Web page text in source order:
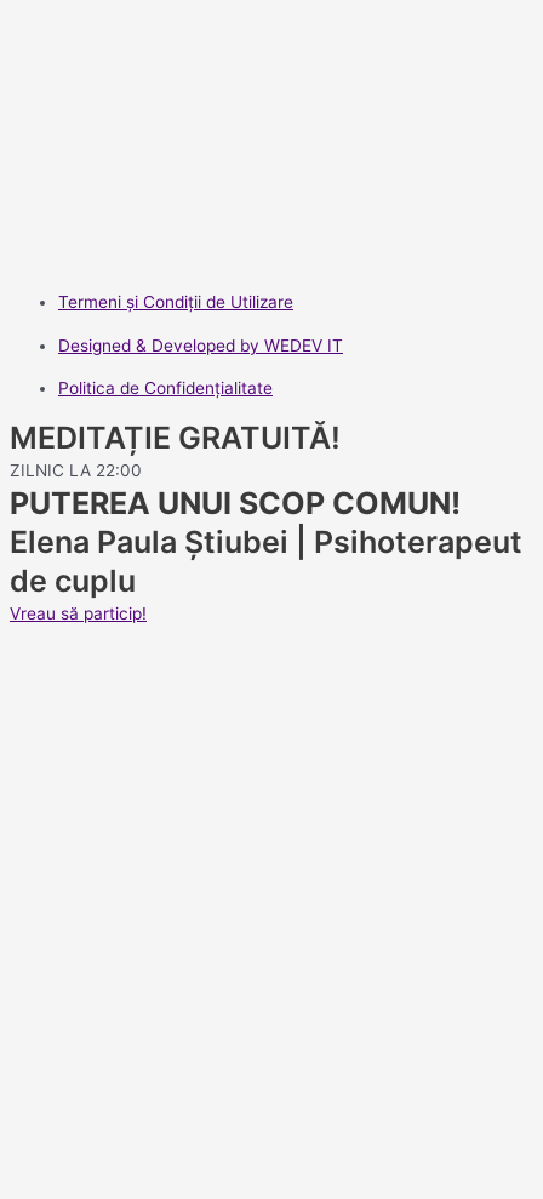
Termeni și Condiții de Utilizare
Designed & Developed by WEDEV IT
Politica de Confidenţialitate
MEDITAȚIE GRATUITĂ!
ZILNIC LA 22:00
PUTEREA UNUI SCOP COMUN!
Elena Paula Știubei | Psihoterapeut
de cuplu
Vreau să particip!